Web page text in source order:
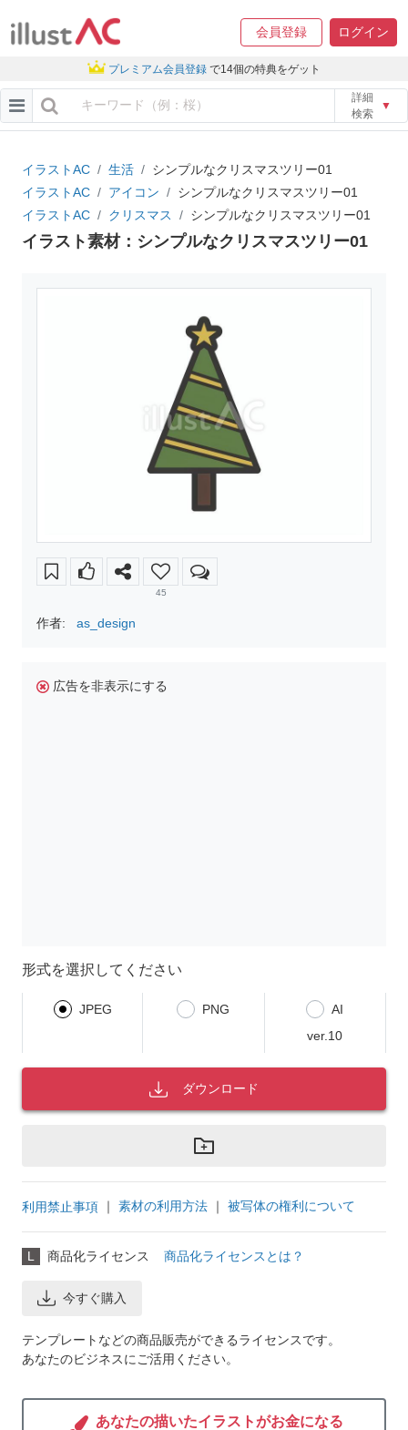
会員登録 ログイン
プレミアム会員登録 で14個の特典をゲット
詳細
検索
▼
イラストAC 生活
シンプルなクリスマスツリー01
イラストAC
アイコン
シンプルなクリスマスツリー01
イラストAC
クリスマス シンプルなクリスマスツリー01
イラスト素材：シンプルなクリスマスツリー01
45
作者: as_design
広告を非表示にする
形式を選択してください
JPEG PNG
AI
ver.10
ダウンロード
利用禁止事項 ｜ 素材の利用方法 ｜ 被写体の権利について
L 商品化ライセンス 商品化ライセンスとは？
今すぐ購入
テンプレートなどの商品販売ができるライセンスです。
あなたのビジネスにご活用ください。
あなたの描いたイラストがお金になる